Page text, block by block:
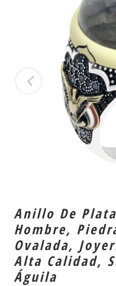
Anillo De
Hombre,
Ovalada,
Alta Calidad,
Águila